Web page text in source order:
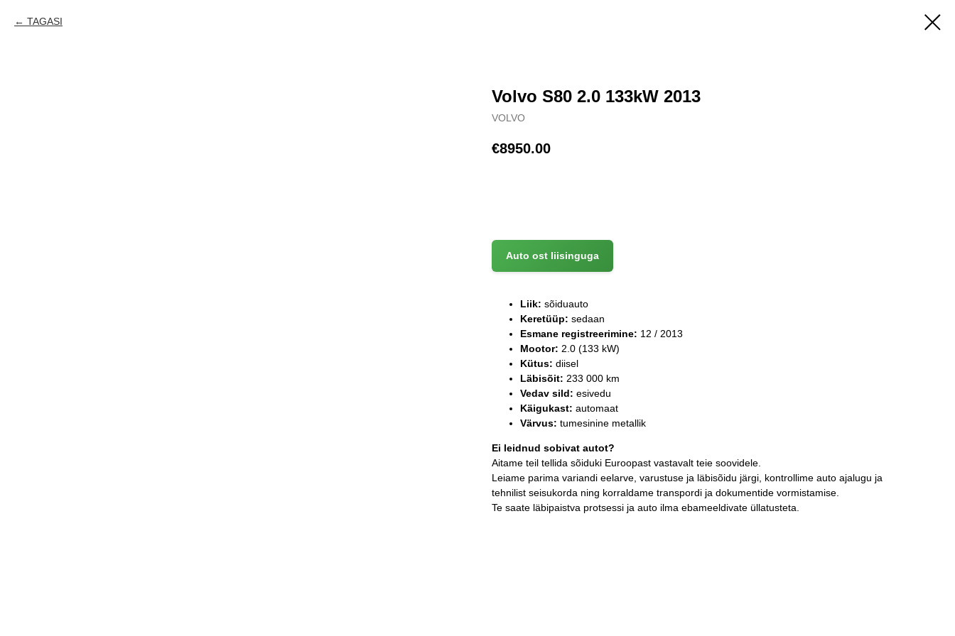
TAGASI
Volvo S80 2.0 133kW 2013
VOLVO
€8950.00
Auto ost liisinguga
Liik: sõiduauto
Keretüüp: sedaan
Esmane registreerimine: 12 / 2013
Mootor: 2.0 (133 kW)
Kütus: diisel
Läbisõit: 233 000 km
Vedav sild: esivedu
Käigukast: automaat
Värvus: tumesinine metallik
Ei leidnud sobivat autot?
Aitame teil tellida sõiduki Euroopast vastavalt teie soovidele.
Leiame parima variandi eelarve, varustuse ja läbisõidu järgi, kontrollime auto ajalugu ja
tehnilist seisukorda ning korraldame transpordi ja dokumentide vormistamise.
Te saate läbipaistva protsessi ja auto ilma ebameeldivate üllatusteta.